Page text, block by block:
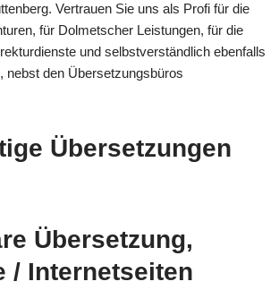
Vertrauen Sie uns als Profi für die
für Dolmetscher Leistungen, für die
und selbstverständlich ebenfalls
nebst den Übersetzungsbüros
Übersetzungen
Übersetzung,
/ Internetseiten